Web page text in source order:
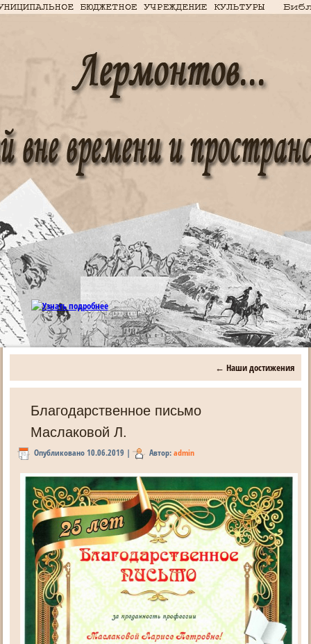
← Наши достижения
Благодарственное письмо
Маслаковой Л.
Опубликовано 10.06.2019 | Автор: admin